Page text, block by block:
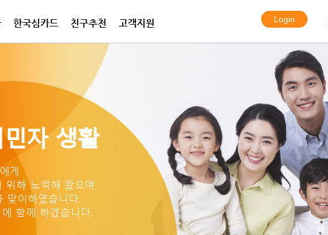
한국심카드 친구추천 고객지원
보안카메라 알람시스템
집전화 플랜 프라임 서비스 국제통화 요금표
국제전화 프라임 아이토크 엠 국제통화 요금표
한국여행eSIM데이터
자 생활
게
위해 노력해 왔으며
맞이하였습니다.
함께 하겠습니다.